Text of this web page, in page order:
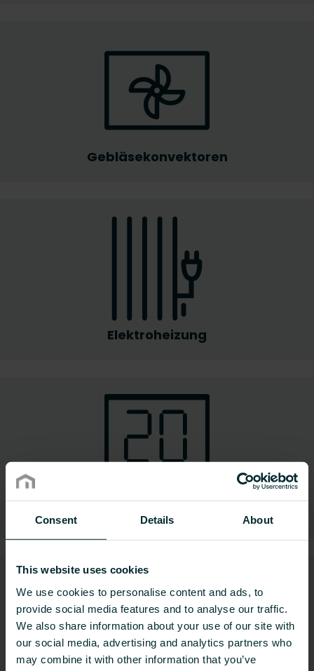
Consent Details About
This website uses cookies
We use cookies to personalise content and ads, to
provide social media features and to analyse our traffic.
We also share information about your use of our site with
our social media, advertising and analytics partners who
may combine it with other information that you’ve
Gebläsekonvektoren
Elektroheizung
Elektronische Regelungen